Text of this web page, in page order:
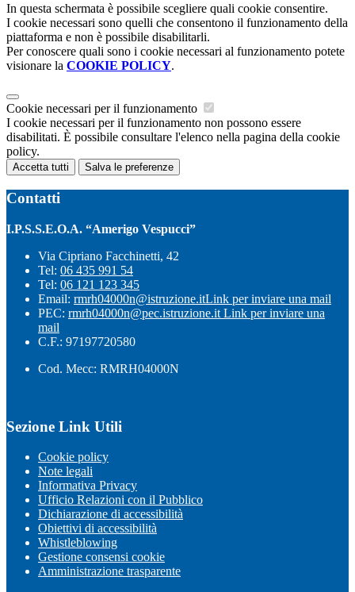
In questa schermata è possibile scegliere quali cookie consentire.
I cookie necessari sono quelli che consentono il funzionamento della
piattaforma e non è possibile disabilitarli.
Per conoscere quali sono i cookie necessari al funzionamento potete
visionare la COOKIE POLICY.
Cookie necessari per il funzionamento
I cookie necessari per il funzionamento non possono essere
disabilitati. È possibile consultare l'elenco nella pagina della cookie
policy.
Accetta tutti Salva le preferenze
Contatti
I.P.S.S.E.O.A. “Amerigo Vespucci”
Via Cipriano Facchinetti, 42
Tel: 06 435 991 54
Tel: 06 121 123 345
Email: rmrh04000n@istruzione.itLink per inviare una mail
PEC: rmrh04000n@pec.istruzione.it Link per inviare una
mail
C.F.: 97197720580
Cod. Mecc: RMRH04000N
Sezione Link Utili
Cookie policy
Note legali
Informativa Privacy
Ufficio Relazioni con il Pubblico
Dichiarazione di accessibilità
Obiettivi di accessibilità
Whistleblowing
Gestione consensi cookie
Amministrazione trasparente